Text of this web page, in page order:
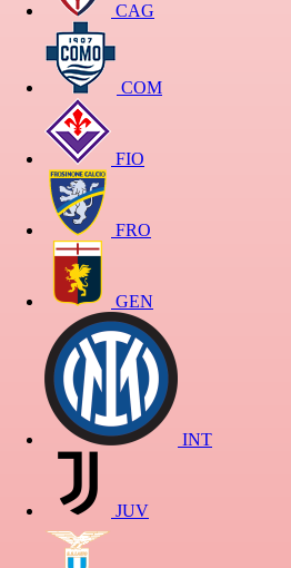
CAG
COM
FIO
FRO
GEN
INT
JUV